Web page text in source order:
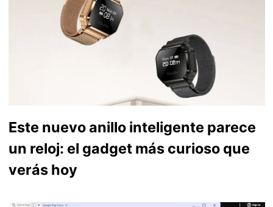
Este nuevo anillo inteligente parece
un reloj: el gadget más curioso que
verás hoy